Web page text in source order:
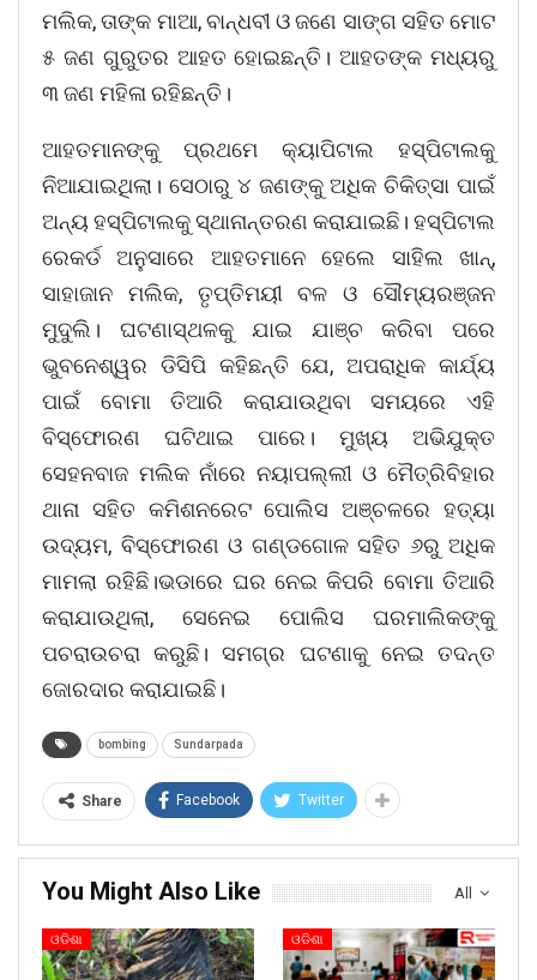
ମଲିକ, ତାଙ୍କ ମାଆ, ବାନ୍ଧବୀ ଓ ଜଣେ ସାଙ୍ଗ ସହିତ ମୋଟ
୫ ଜଣ ଗୁରୁତର ଆହତ ହୋଇଛନ୍ତି। ଆହତଙ୍କ ମଧ୍ୟରୁ
୩ ଜଣ ମହିଳା ରହିଛନ୍ତି।
ଆହତମାନଙ୍କୁ ପ୍ରଥମେ କ୍ୟାପିଟାଲ ହସ୍ପିଟାଲକୁ
ନିଆଯାଇଥିଲା। ସେଠାରୁ ୪ ଜଣଙ୍କୁ ଅଧିକ ଚିକିତ୍ସା ପାଇଁ
ଅନ୍ୟ ହସ୍ପିଟାଲକୁ ସ୍ଥାନାନ୍ତରଣ କରାଯାଇଛି। ହସ୍ପିଟାଲ
ରେକର୍ଡ ଅନୁସାରେ ଆହତମାନେ ହେଲେ ସାହିଲ ଖାନ୍,
ସାହାଜାନ ମଲିକ, ତୃପ୍ତିମୟୀ ବଳ ଓ ସୌମ୍ୟରଞ୍ଜନ
ମୁଦୁଲି। ଘଟଣାସ୍ଥଳକୁ ଯାଇ ଯାଞ୍ଚ କରିବା ପରେ
ଭୁବନେଶ୍ୱର ଡିସିପି କହିଛନ୍ତି ଯେ, ଅପରାଧିକ କାର୍ଯ୍ୟ
ପାଇଁ ବୋମା ତିଆରି କରାଯାଉଥିବା ସମୟରେ ଏହି
ବିସ୍ଫୋରଣ ଘଟିଥାଇ ପାରେ। ମୁଖ୍ୟ ଅଭିଯୁକ୍ତ
ସେହନବାଜ ମଲିକ ନାଁରେ ନୟାପଲ୍ଲୀ ଓ ମୈତ୍ରିବିହାର
ଥାନା ସହିତ କମିଶନରେଟ ପୋଲିସ ଅଞ୍ଚଳରେ ହତ୍ୟା
ଉଦ୍ୟମ, ବିସ୍ଫୋରଣ ଓ ଗଣ୍ଡଗୋଳ ସହିତ ୬ରୁ ଅଧିକ
ମାମଲା ରହିଛି।ଭଡାରେ ଘର ନେଇ କିପରି ବୋମା ତିଆରି
କରାଯାଉଥିଲା, ସେନେଇ ପୋଲିସ ଘରମାଲିକଙ୍କୁ
ପଚରାଉଚରା କରୁଛି। ସମଗ୍ର ଘଟଣାକୁ ନେଇ ତଦନ୍ତ
ଜୋରଦାର କରାଯାଇଛି।
bombing Sundarpada
Share Facebook Twitter
All
You Might Also Like
ଓଡିଶା ଓଡିଶା